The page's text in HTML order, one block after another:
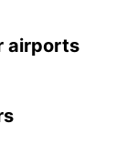
airports